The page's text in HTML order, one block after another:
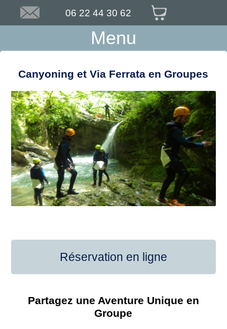
06 22 44 30 62
Menu
Canyoning et Via Ferrata en Groupes
Réservation en ligne
Partagez une Aventure Unique en
Groupe